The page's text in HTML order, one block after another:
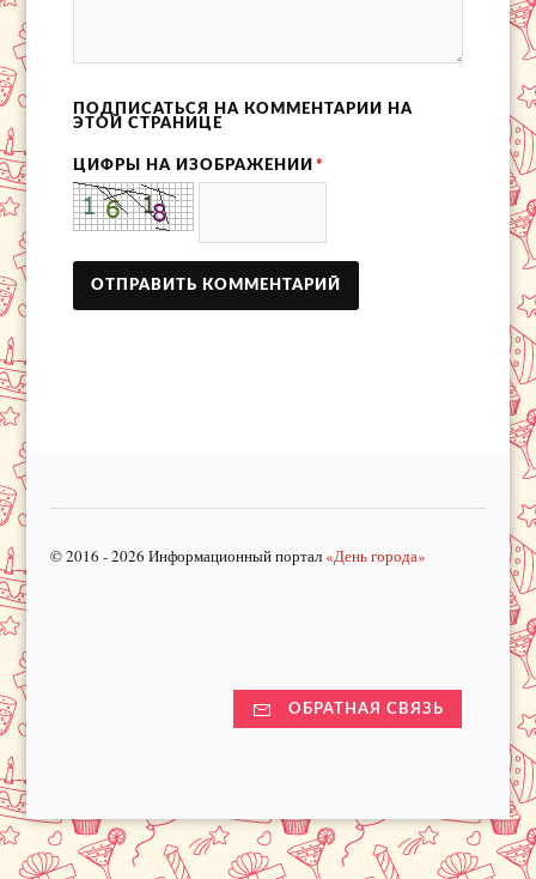
ПОДПИСАТЬСЯ НА КОММЕНТАРИИ НА
ЭТОЙ СТРАНИЦЕ
ЦИФРЫ НА ИЗОБРАЖЕНИИ *
© 2016 - 2026 Информационный портал «День города»
ОБРАТНАЯ СВЯЗЬ